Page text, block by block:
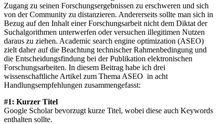
Zugang zu seinen Forschungsergebnissen zu erschweren und sich
von der Community zu distanzieren. Andererseits sollte man sich in
Bezug auf den Inhalt einer Forschungsarbeit nicht dem Diktat der
Suchalgorithmen unterwerfen oder versuchen illegitimen Nutzen
daraus zu ziehen. Academic search engine optimization (ASEO)
zielt daher auf die Beachtung technischer Rahmenbedingung und
die Entscheidungsfindung bei der Publikation elektronischen
Forschungsarbeiten. In diesem Beitrag habe ich drei
wissenschaftliche Artikel zum Thema ASEO in acht
Handlungsempfehlungen zusammengefasst:
#1: Kurzer Titel
Google Scholar bevorzugt kurze Titel, wobei diese auch Keywords
enthalten sollte.